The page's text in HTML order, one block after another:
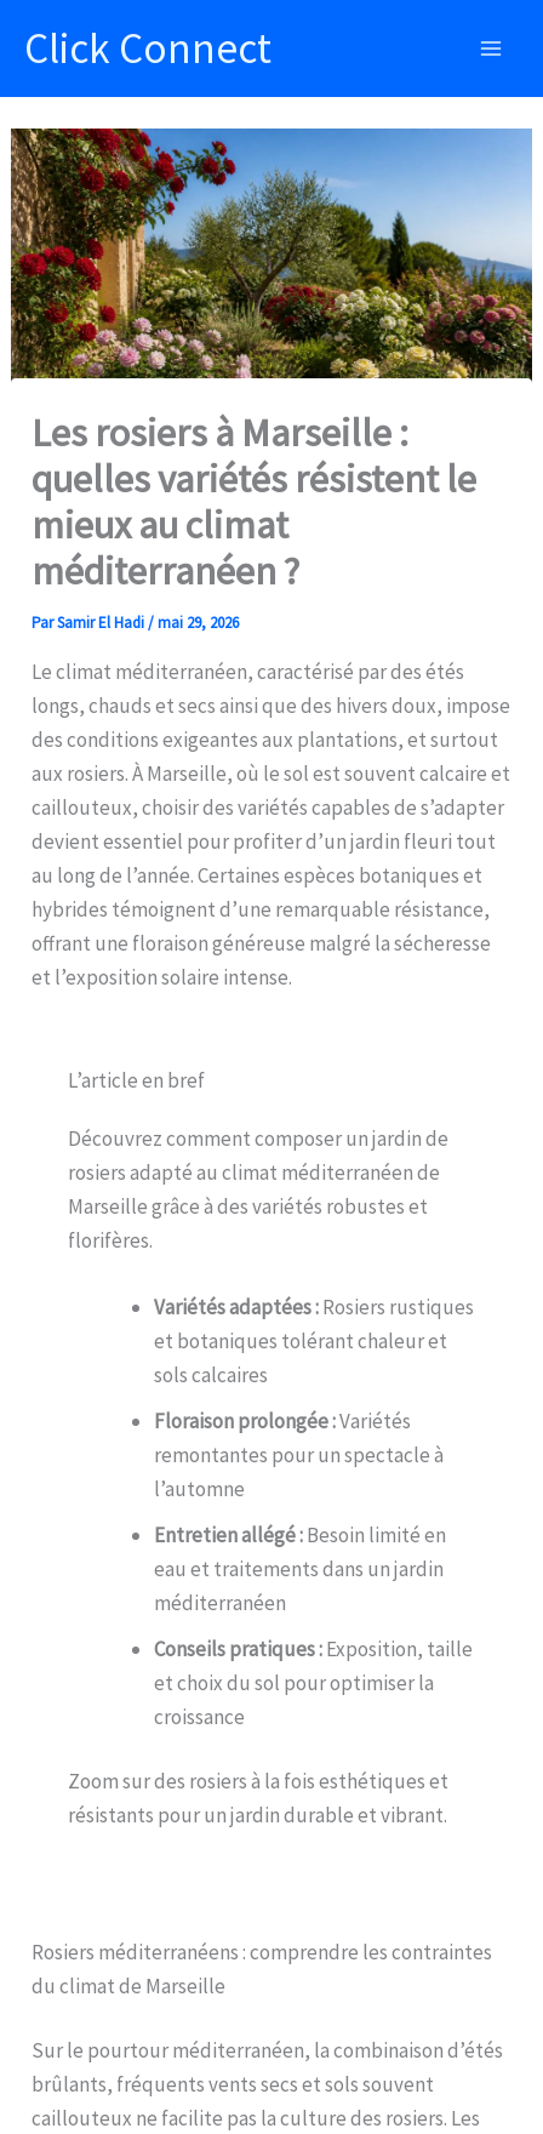
Click Connect
Les rosiers à Marseille :
quelles variétés résistent le
mieux au climat
méditerranéen ?
ParSamir El Hadi/mai 29, 2026
Le climat méditerranéen, caractérisé par des étés
longs, chauds et secs ainsi que des hivers doux, impose
des conditions exigeantes aux plantations, et surtout
aux rosiers. À Marseille, où le sol est souvent calcaire et
caillouteux, choisir des variétés capables de s’adapter
devient essentiel pour profiter d’un jardin fleuri tout
au long de l’année. Certaines espèces botaniques et
hybrides témoignent d’une remarquable résistance,
offrant une floraison généreuse malgré la sécheresse
et l’exposition solaire intense.
L’article en bref
Découvrez comment composer un jardin de
rosiers adapté au climat méditerranéen de
Marseille grâce à des variétés robustes et
florifères.
Variétés adaptées :Rosiers rustiques
et botaniques tolérant chaleur et
sols calcaires
Floraison prolongée :Variétés
remontantes pour un spectacle à
l’automne
Entretien allégé :Besoin limité en
eau et traitements dans un jardin
méditerranéen
Conseils pratiques :Exposition, taille
et choix du sol pour optimiser la
croissance
Zoom sur des rosiers à la fois esthétiques et
résistants pour un jardin durable et vibrant.
Rosiers méditerranéens : comprendre les contraintes
du climat de Marseille
Sur le pourtour méditerranéen, la combinaison d’étés
brûlants, fréquents vents secs et sols souvent
caillouteux ne facilite pas la culture des rosiers. Les